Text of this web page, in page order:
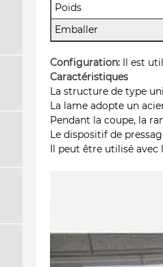
Poids
Emballer
Configuration: Il est
Caractéristiques
La structure de type
La lame adopte un
Pendant la coupe, la
Le dispositif de
Il peut être utilisé avec